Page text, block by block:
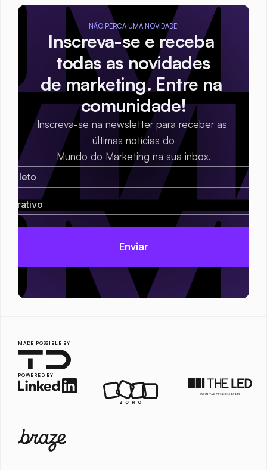
NÃO PERCA UMA NOVIDADE!
Inscreva-se e receba
todas as novidades
de marketing. Entre na
comunidade!
Inscreva-se na newsletter para receber as
últimas notícias do
Mundo do Marketing na sua inbox.
MADE POSSIBLE BY
POWERED BY